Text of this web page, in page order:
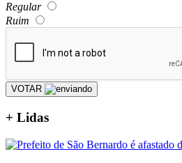
Regular
Ruim
VOTAR
+ Lidas